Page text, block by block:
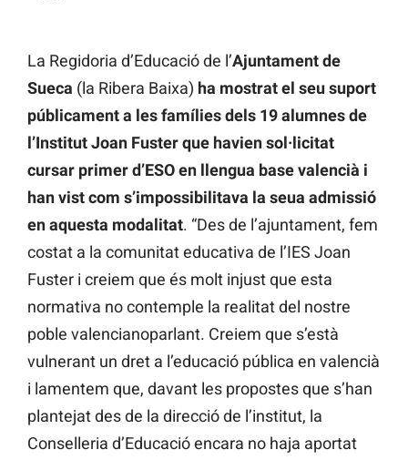
La Regidoria d’Educació de l’Ajuntament de
Sueca (la Ribera Baixa) ha mostrat el seu suport
públicament a les famílies dels 19 alumnes de
l’Institut Joan Fuster que havien sol·licitat
cursar primer d’ESO en llengua base valencià i
han vist com s’impossibilitava la seua admissió
en aquesta modalitat. “Des de l’ajuntament, fem
costat a la comunitat educativa de l’IES Joan
Fuster i creiem que és molt injust que esta
normativa no contemple la realitat del nostre
poble valencianoparlant. Creiem que s’està
vulnerant un dret a l’educació pública en valencià
i lamentem que, davant les propostes que s’han
plantejat des de la direcció de l’institut, la
Conselleria d’Educació encara no haja aportat